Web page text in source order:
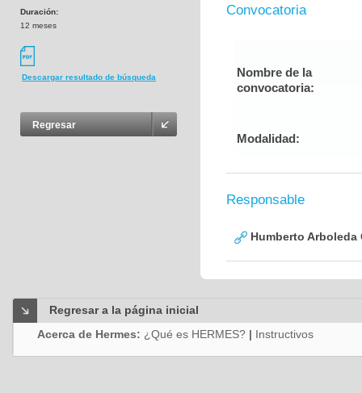
Duración:
12 meses
Descargar resultado de búsqueda
Regresar
Convocatoria
Nombre de la
convocatoria:
Modalidad:
Responsable
Humberto Arboleda
Regresar a la página inicial
Acerca de Hermes: ¿Qué es HERMES? | Instructivos